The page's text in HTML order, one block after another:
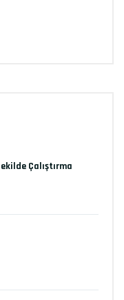
Çalıştırma